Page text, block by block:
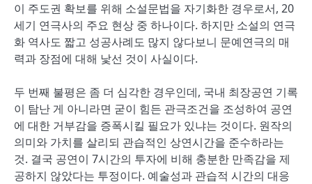
이 주도권 확보를 위해 소설문법을 자기화한 경우로서, 20
세기 연극사의 주요 현상 중 하나이다. 하지만 소설의 연극
화 역사도 짧고 성공사례도 많지 않다보니 문예연극의 매
력과 장점에 대해 낯선 것이 사실이다.
두 번째 불평은 좀 더 심각한 경우인데, 국내 최장공연 기록
이 탐난 게 아니라면 굳이 힘든 관극조건을 조성하여 공연
에 대한 거부감을 증폭시킬 필요가 있냐는 것이다. 원작의
의미와 가치를 살리되 관습적인 상연시간을 준수하라는
것. 결국 공연이 7시간의 투자에 비해 충분한 만족감을 제
공하지 않았다는 투정이다. 예술성과 관습적 시간의 대응